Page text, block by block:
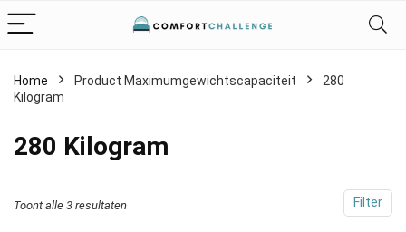
Home Product Maximumgewichtscapaciteit
‎280
Kilogram
‎280 Kilogram
Filter
Toont alle 3 resultaten